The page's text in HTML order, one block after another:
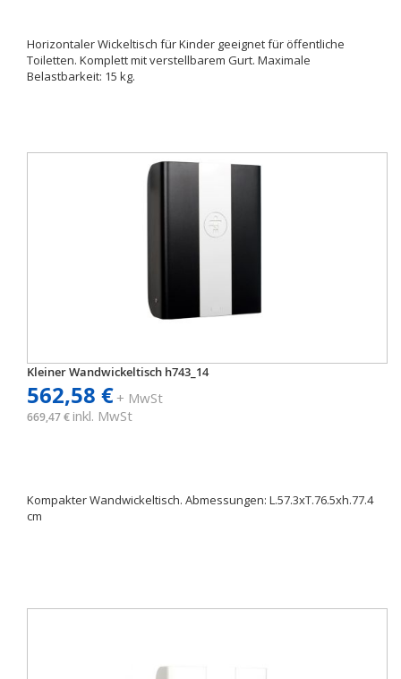
Horizontaler Wickeltisch für Kinder geeignet für öffentliche
Toiletten. Komplett mit verstellbarem Gurt. Maximale
Belastbarkeit: 15 kg.
Kleiner Wandwickeltisch h743_14
562,58 €+ MwSt
669,47 € inkl. MwSt
Kompakter Wandwickeltisch. Abmessungen: L.57.3xT.76.5xh.77.4
cm